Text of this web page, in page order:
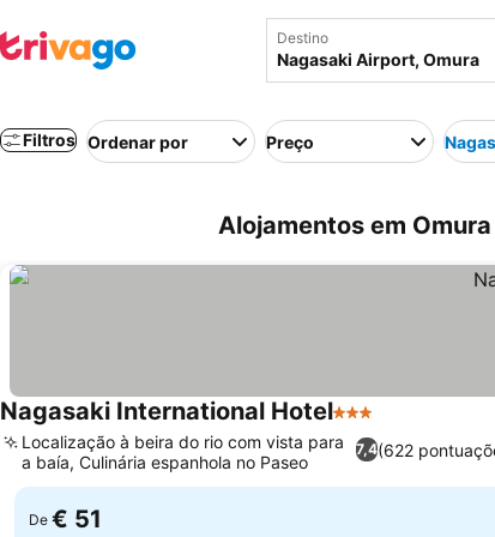
Destino
Filtros Ordenar por Preço
Alojamentos em
Nagasaki International Hotel3 Estrelas
7,4(622
Localização à beira do rio com vista para
a baía, Culinária espanhola no Paseo
De € 51